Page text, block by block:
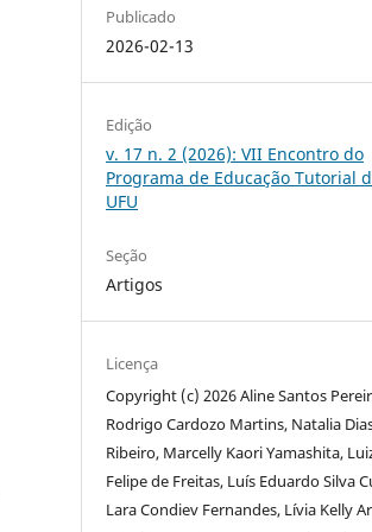
Publicado
2026-02-13
Edição
v. 17 n. 2 (2026): VII Encontro do
Programa de Educação Tutorial
UFU
Seção
Artigos
Licença
Copyright (c) 2026 Aline Santos
Rodrigo Cardozo Martins, Natalia
Ribeiro, Marcelly Kaori Yamashita,
Felipe de Freitas, Luís Eduardo Silva
Lara Condiev Fernandes, Lívia Kelly